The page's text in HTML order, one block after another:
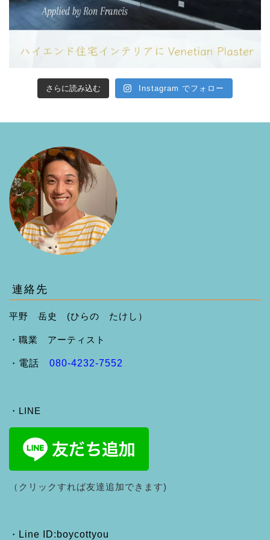
さらに読み込む Instagram でフォロー
連絡先
平野 岳史 (ひらの たけし）
・職業 アーティスト
・ 電話 080-4232-7552
・LINE
（クリックすれば友達追加できます)
・ Line ID:boycottyou